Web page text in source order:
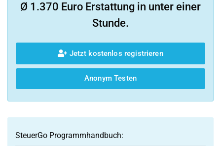
Ø 1.370 Euro Erstattung in unter einer
Stunde.
Jetzt kostenlos registrieren
Anonym Testen
SteuerGo Programmhandbuch: